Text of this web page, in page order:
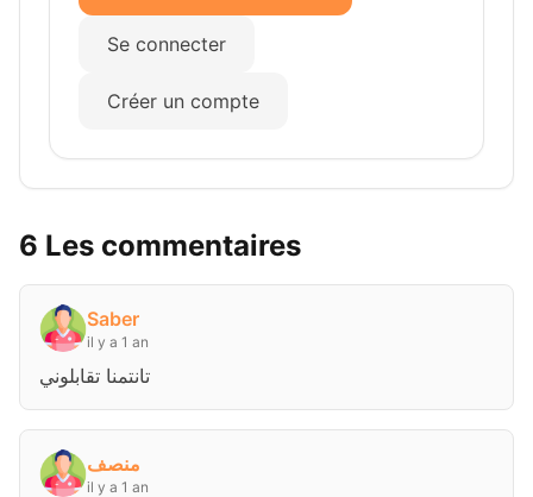
Se connecter
Créer un compte
6 Les commentaires
Saber
il y a 1 an
تانتمنا تقابلوني
منصف
il y a 1 an